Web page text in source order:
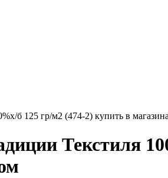
б 125 гр/м2 (474-2) купить в
Текстиля